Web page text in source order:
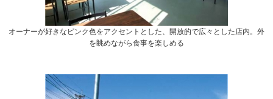
オーナーが好きなピンク色をアクセントとした、開放的で広々とした店内。外
を眺めながら食事を楽しめる